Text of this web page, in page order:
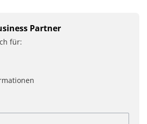
Partner
für: